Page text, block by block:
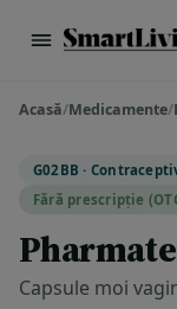
Acasă/Medicamente/
G02BB ·
Fără prescripție
Capsule moi